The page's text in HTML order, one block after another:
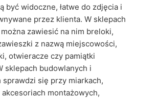
być widoczne, łatwe do zdjęcia i
przez klienta. W sklepach
zawiesić na nim breloki,
z nazwą miejscowości,
otwieracze czy pamiątki
sklepach budowlanych i
się przy miarkach,
montażowych,